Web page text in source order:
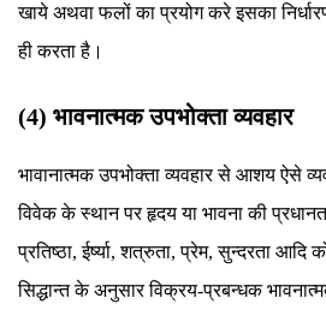
खाये अथवा फलों का प्रयोग करे इसका
ही करता है।
(4) भावनात्मक उपभोक्ता व्यवहार
भावानात्मक उपभोक्ता व्यवहार से आशय ऐसे
विवेक के स्थान पर हृदय या भावना की
प्रतिष्ठा, ईर्ष्या, शत्रुता, प्रेम, सुन्दरता आदि
सिद्धान्त के अनुसार विक्रय-प्रबन्धक